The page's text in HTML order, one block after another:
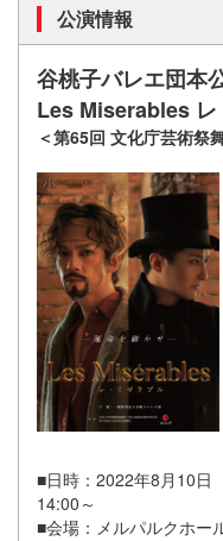
公演情報
谷桃子バレエ団本
Les Miserables レ
＜第65回 文化庁芸術祭
■日時：2022年8月10日
14:00～
■会場：メルパルクホー